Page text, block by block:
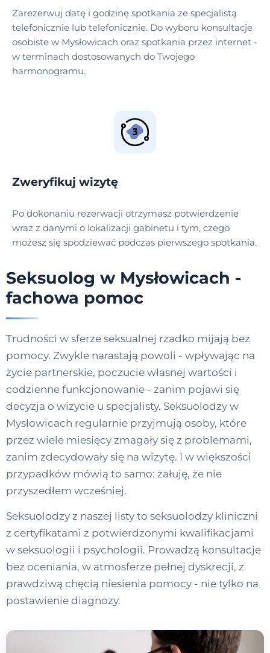
Zarezerwuj datę i godzinę spotkania ze specjalistą
telefonicznie lub telefonicznie. Do wyboru konsultacje
osobiste w Mysłowicach oraz spotkania przez internet -
w terminach dostosowanych do Twojego
harmonogramu.
Zweryfikuj wizytę
Po dokonaniu rezerwacji otrzymasz potwierdzenie
wraz z danymi o lokalizacji gabinetu i tym, czego
możesz się spodziewać podczas pierwszego spotkania.
Seksuolog w Mysłowicach -
fachowa pomoc
Trudności w sferze seksualnej rzadko mijają bez
pomocy. Zwykle narastają powoli - wpływając na
życie partnerskie, poczucie własnej wartości i
codzienne funkcjonowanie - zanim pojawi się
decyzja o wizycie u specjalisty. Seksuolodzy w
Mysłowicach regularnie przyjmują osoby, które
przez wiele miesięcy zmagały się z problemami,
zanim zdecydowały się na wizytę. I w większości
przypadków mówią to samo: żałuję, że nie
przyszedłem wcześniej.
Seksuolodzy z naszej listy to seksuolodzy kliniczni
z certyfikatami z potwierdzonymi kwalifikacjami
w seksuologii i psychologii. Prowadzą konsultacje
bez oceniania, w atmosferze pełnej dyskrecji, z
prawdziwą chęcią niesienia pomocy - nie tylko na
postawienie diagnozy.